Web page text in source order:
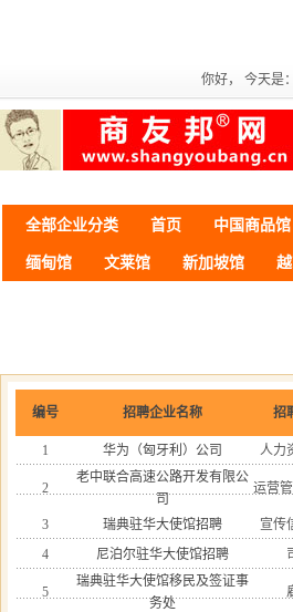
你好，今天是
全部企业分类 首页 中国商品馆
缅甸馆 文莱馆 新加坡馆
编号 招聘企业名称 招
1 华为（匈牙利）公司 人力
2
老中联合高速公路开发有限公
司
运营
3 瑞典驻华大使馆招聘 宣传
4
尼泊尔驻华大使馆招聘
5
瑞典驻华大使馆移民及签证事
务处